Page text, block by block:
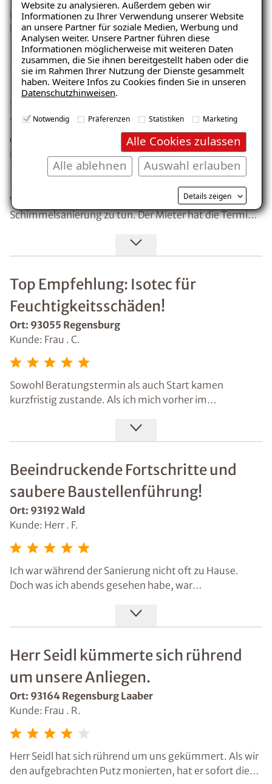
Website zu analysieren. Außerdem geben wir
Informationen zu Ihrer Verwendung unserer Website
an unsere Partner für soziale Medien, Werbung und
Analysen weiter. Unsere Partner führen diese
Informationen möglicherweise mit weiteren Daten
zusammen, die Sie ihnen bereitgestellt haben oder die
sie im Rahmen Ihrer Nutzung der Dienste gesammelt
haben. Weitere Infos zu Cookies finden Sie in unseren
Datenschutzhinweisen.
Notwendig Präferenzen Statistiken Marketing
Alle Cookies zulassen
Auswahl erlauben
Alle ablehnen
Details zeigen
Herr Seidl hat eine ganz tolle Mannschaft. A vom
handwerklichen und B von der guten Vorbereitung der
Sanierung. Ich habe lieber ein bisschen mehr gezahlt
und dafür langfristig Ruhe, zumal Isotec kurzfristig zur
Verfügung stand. Herr Seidl hat verschiedene
Lösungen vorgeschlagen, auch kleinere und dabei über
Vor- und Nachteile aufgeklärt.
Mieter zufrieden, obwohl Sanierung
teuer war.
Ort: 92237 Sulzbach-Rosenberg
Kunde: Herr . F.
Wir als Vermieter hatten relativ wenig mit der
Schimmelsanierung zu tun. Der Mieter hat die Termine
Rücklauf ein positives Feedback gegeben. Klar, ich fand
es teuer, aber die Zufriedenheit der Mieter liegt mir am
Top Empfehlung: Isotec für
Feuchtigkeitsschäden!
Ort: 93055 Regensburg
Kunde: Frau . C.
Sowohl Beratungstermin als auch Start kamen
kurzfristig zustande. Als ich mich vorher im
Spezialist für Feuchtigkeitsschäden genannt, von
mehreren Seiten - eine topp Empfehlung!
Beeindruckende Fortschritte und
saubere Baustellenführung!
Ort: 93192 Wald
Kunde: Herr . F.
Ich war während der Sanierung nicht oft zu Hause.
Doch was ich abends gesehen habe, war
Keller sehen. Außerdem eine lobenswerte
Baustellenführung - sauber und akkurat!
Herr Seidl kümmerte sich rührend
um unsere Anliegen.
Ort: 93164 Regensburg Laaber
Kunde: Frau . R.
Herr Seidl hat sich rührend um uns gekümmert. Als wir
den aufgebrachten Putz monierten, hat er sofort die